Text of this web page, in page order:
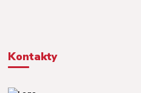
Kontakty